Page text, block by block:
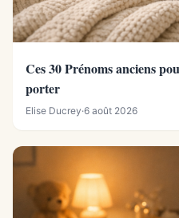
Ces 30 Prénoms anciens
porter
Elise Ducrey·6 août 2026